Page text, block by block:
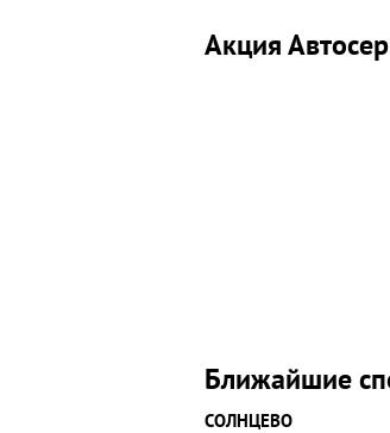
Акция
Ближайшие
СОЛНЦЕВО